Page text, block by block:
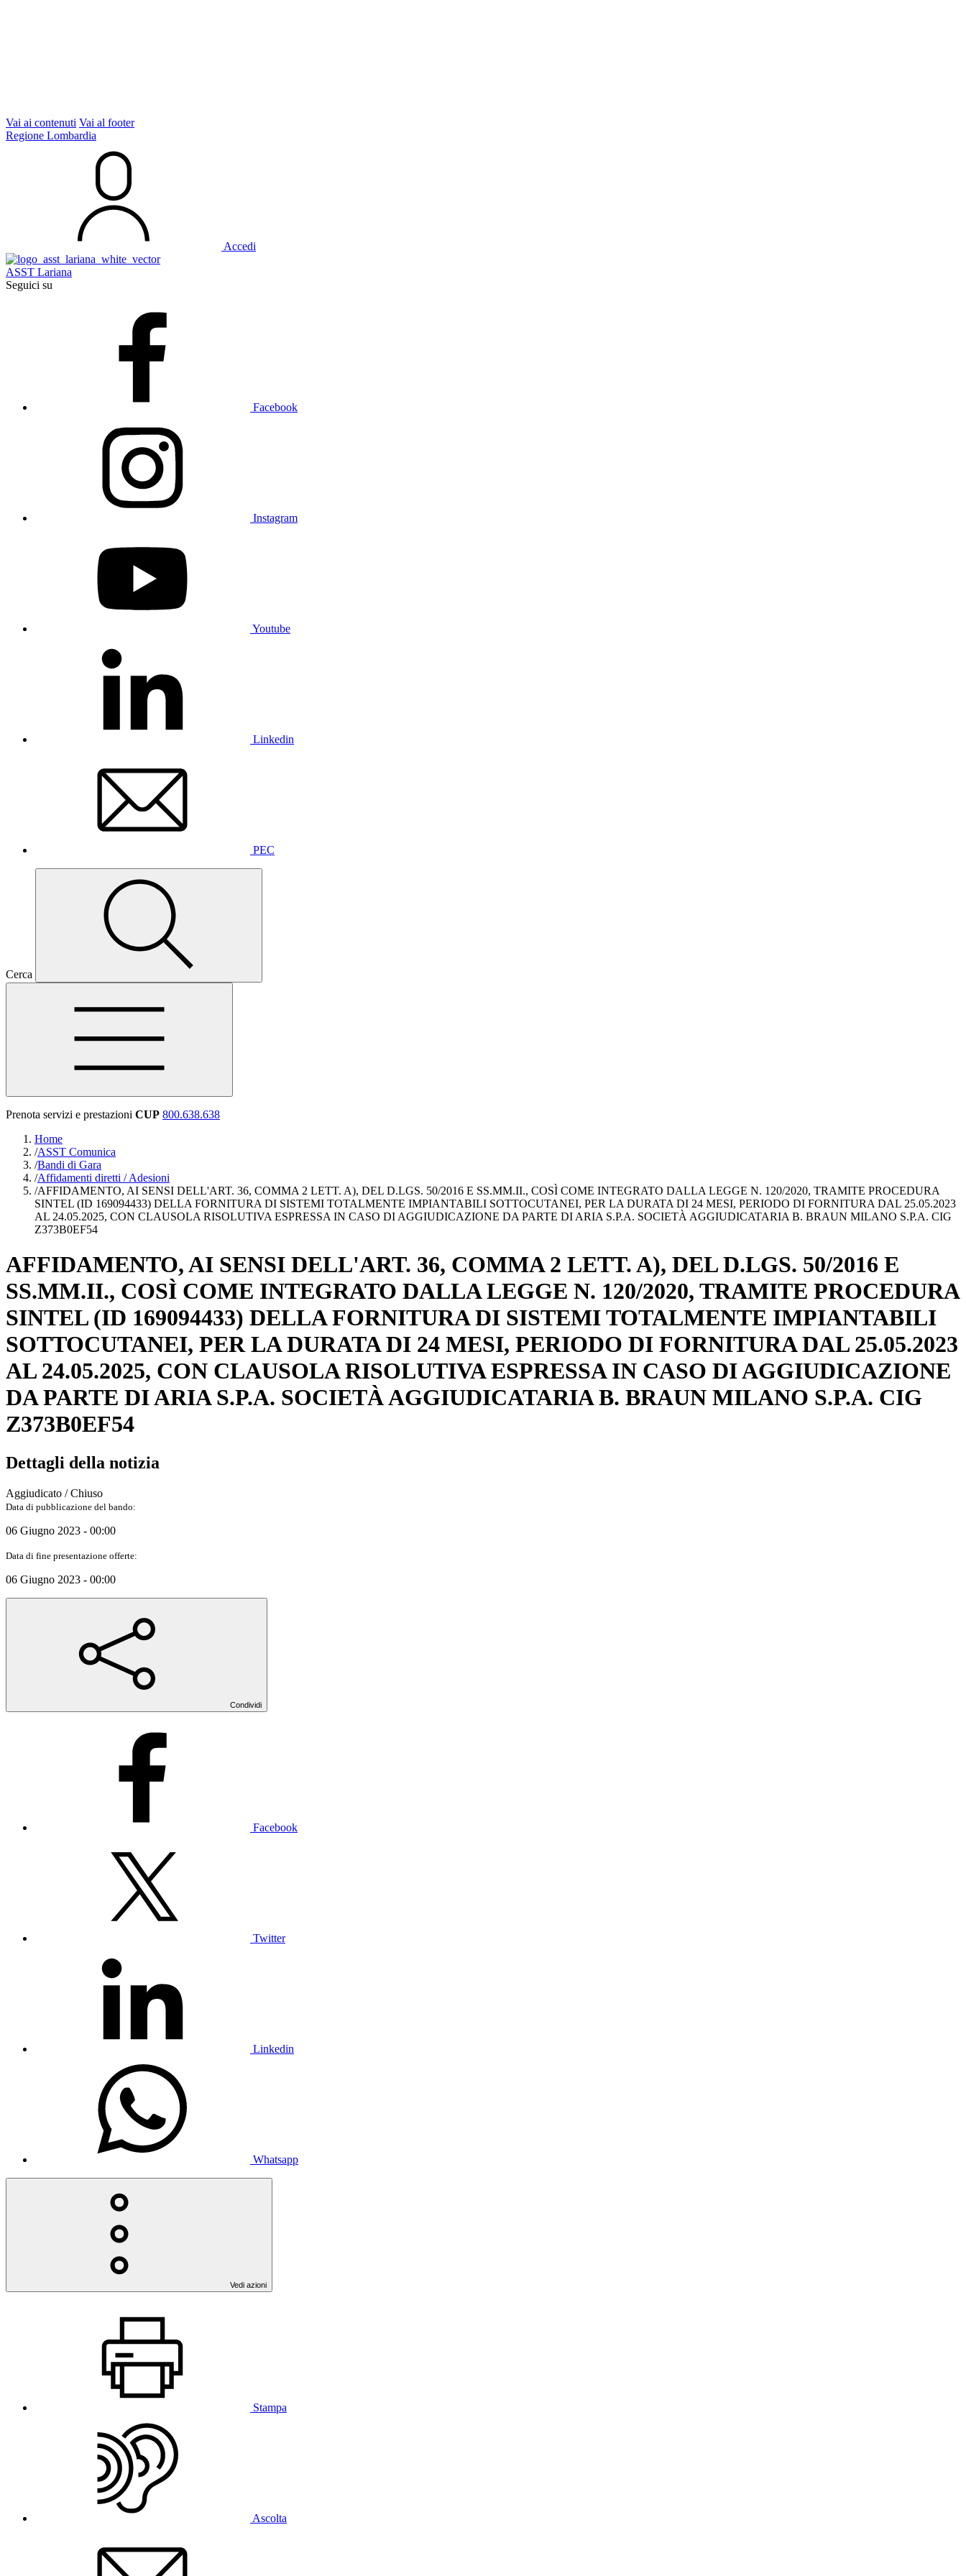
Vai ai contenuti Vai al footer
Regione Lombardia
Accedi
ASST Lariana
Seguici su
Facebook
Instagram
Youtube
Linkedin
PEC
Cerca
Prenota servizi e prestazioni CUP 800.638.638
Home
/ASST Comunica
/Bandi di Gara
/Affidamenti diretti / Adesioni
/AFFIDAMENTO, AI SENSI DELL'ART. 36, COMMA 2 LETT. A), DEL D.LGS. 50/2016 E SS.MM.II., COSÌ COME INTEGRATO DALLA LEGGE N. 120/2020, TRAMITE PROCEDURA
SINTEL (ID 169094433) DELLA FORNITURA DI SISTEMI TOTALMENTE IMPIANTABILI SOTTOCUTANEI, PER LA DURATA DI 24 MESI, PERIODO DI FORNITURA DAL 25.05.2023
AL 24.05.2025, CON CLAUSOLA RISOLUTIVA ESPRESSA IN CASO DI AGGIUDICAZIONE DA PARTE DI ARIA S.P.A. SOCIETÀ AGGIUDICATARIA B. BRAUN MILANO S.P.A. CIG
Z373B0EF54
AFFIDAMENTO, AI SENSI DELL'ART. 36, COMMA 2 LETT. A), DEL D.LGS. 50/2016 E
SS.MM.II., COSÌ COME INTEGRATO DALLA LEGGE N. 120/2020, TRAMITE PROCEDURA
SINTEL (ID 169094433) DELLA FORNITURA DI SISTEMI TOTALMENTE IMPIANTABILI
SOTTOCUTANEI, PER LA DURATA DI 24 MESI, PERIODO DI FORNITURA DAL 25.05.2023
AL 24.05.2025, CON CLAUSOLA RISOLUTIVA ESPRESSA IN CASO DI AGGIUDICAZIONE
DA PARTE DI ARIA S.P.A. SOCIETÀ AGGIUDICATARIA B. BRAUN MILANO S.P.A. CIG
Z373B0EF54
Dettagli della notizia
Aggiudicato / Chiuso
Data di pubblicazione del bando:
06 Giugno 2023 - 00:00
Data di fine presentazione offerte:
06 Giugno 2023 - 00:00
Condividi
Facebook
Twitter
Linkedin
Whatsapp
Vedi azioni
Stampa
Ascolta